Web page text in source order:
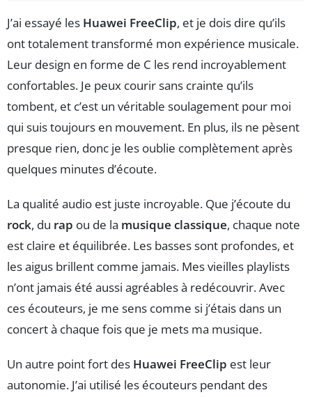
J’ai essayé les Huawei FreeClip, et je dois dire qu’ils
ont totalement transformé mon expérience musicale.
Leur design en forme de C les rend incroyablement
confortables. Je peux courir sans crainte qu’ils
tombent, et c’est un véritable soulagement pour moi
qui suis toujours en mouvement. En plus, ils ne pèsent
presque rien, donc je les oublie complètement après
quelques minutes d’écoute.
La qualité audio est juste incroyable. Que j’écoute du
rock, du rap ou de la musique classique, chaque note
est claire et équilibrée. Les basses sont profondes, et
les aigus brillent comme jamais. Mes vieilles playlists
n’ont jamais été aussi agréables à redécouvrir. Avec
ces écouteurs, je me sens comme si j’étais dans un
concert à chaque fois que je mets ma musique.
Un autre point fort des Huawei FreeClip est leur
autonomie. J’ai utilisé les écouteurs pendant des